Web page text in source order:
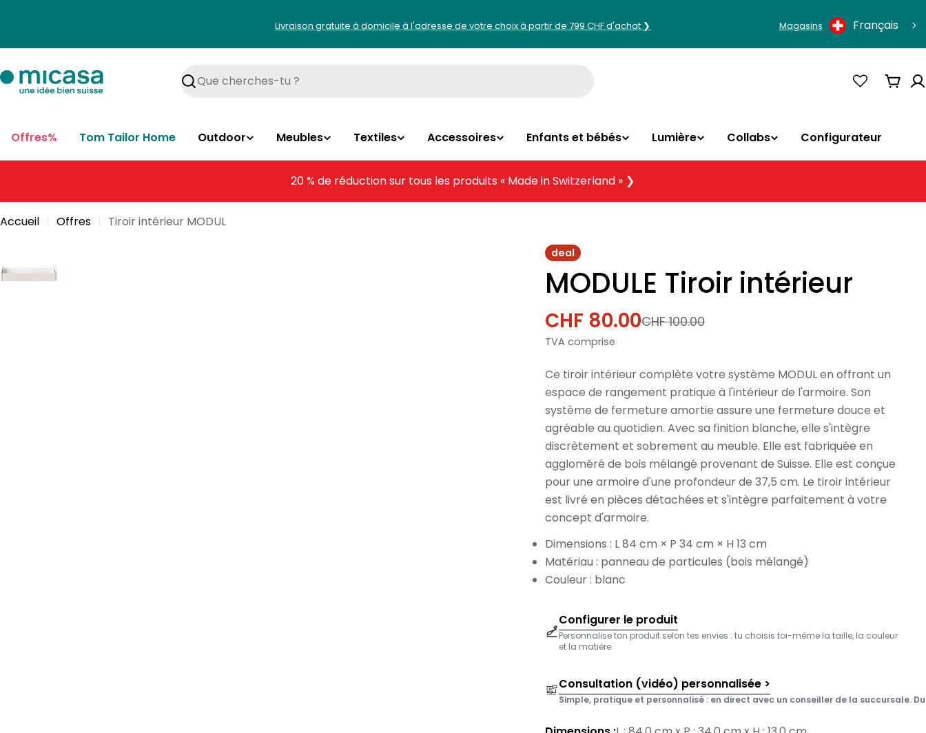
Livraison gratuite à domicile à l'adresse de votre choix à partir de 799 CHF d'achat ❯ Magasins Français
Rechercher Panier
Offres% Tom Tailor Home Outdoor Meubles Textiles Accessoires Enfants et bébés Lumière Collabs Configurateur
20 % de réduction sur tous les produits « Made in Switzerland » ❯
Accueil Offres Tiroir intérieur MODUL
deal
MODULE Tiroir intérieur
Prix
de
vente
CHF 80.00
Prix
normal
CHF 100.00
TVA comprise
Ce tiroir intérieur complète votre système MODUL en offrant un
espace de rangement pratique à l'intérieur de l'armoire. Son
système de fermeture amortie assure une fermeture douce et
agréable au quotidien. Avec sa finition blanche, elle s'intègre
discrètement et sobrement au meuble. Elle est fabriquée en
aggloméré de bois mélangé provenant de Suisse. Elle est conçue
pour une armoire d'une profondeur de 37,5 cm. Le tiroir intérieur
est livré en pièces détachées et s'intègre parfaitement à votre
concept d'armoire.
Dimensions : L 84 cm × P 34 cm × H 13 cm
Matériau : panneau de particules (bois mélangé)
Couleur : blanc
Configurer le produit
Personnalise ton produit selon tes envies : tu choisis toi-même la taille, la couleur
et la matière.
Consultation (vidéo) personnalisée >
Simple, pratique et personnalisé : en direct avec un conseiller de la succursale. Du